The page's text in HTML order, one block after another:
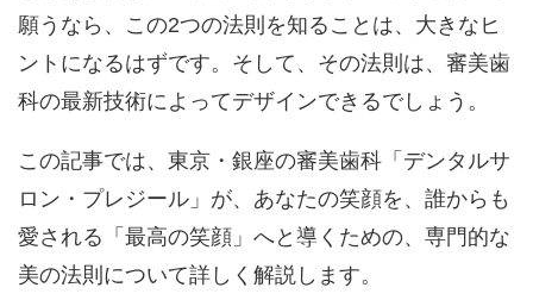
願うなら、この2つの法則を知ることは、大きなヒ
ントになるはずです。そして、その法則は、審美歯
科の最新技術によってデザインできるでしょう。
この記事では、東京・銀座の審美歯科「デンタルサ
ロン・プレジール」が、あなたの笑顔を、誰からも
愛される「最高の笑顔」へと導くための、専門的な
美の法則について詳しく解説します。